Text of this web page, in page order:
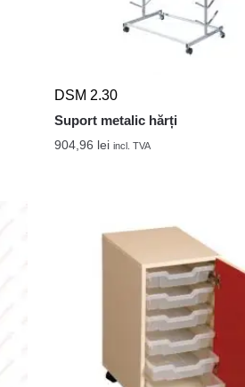
DSM 2.30
Suport metalic hărți
904,96 lei incl. TVA